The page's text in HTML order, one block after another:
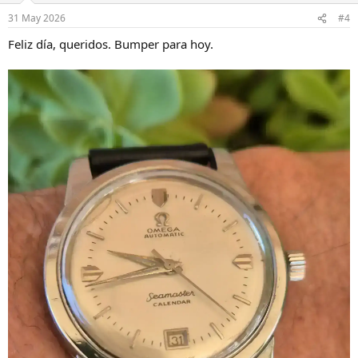
e
:
31 May 2026 #4
Feliz día, queridos. Bumper para hoy.